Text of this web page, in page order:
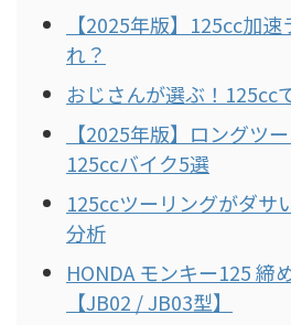
【2025年版】125cc加
れ？
おじさんが選ぶ！125cc
【2025年版】ロングツ
125ccバイク5選
125ccツーリングがダサ
分析
HONDA モンキー125 締
【JB02 / JB03型】